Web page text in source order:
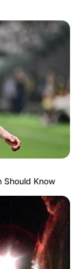
Municipais
que o caso
dia 14 de janeiro.
como
seja prerrogativa
estão:
para retirada dos
atingidos;
Should Know